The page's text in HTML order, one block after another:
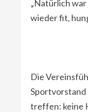
„Natürlich
wieder fit,
Die
Sportvorstand
treffen: keine